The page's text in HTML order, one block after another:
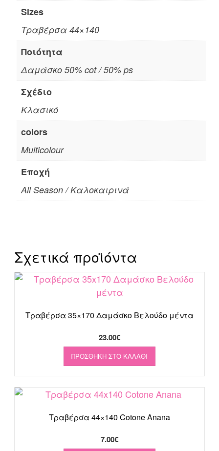
Sizes
Τραβέρσα 44×140
Ποιότητα
Δαμάσκο 50% cot / 50% ps
Σχέδιο
Κλασικό
colors
Multicolour
Εποχή
All Season / Καλοκαιρινά
Σχετικά προϊόντα
Τραβέρσα 35×170 Δαμάσκο Βελούδο μέντα
23.00€
ΠΡΟΣΘΉΚΗ ΣΤΟ ΚΑΛΆΘΙ
Τραβέρσα 44×140 Cotone Anana
7.00€